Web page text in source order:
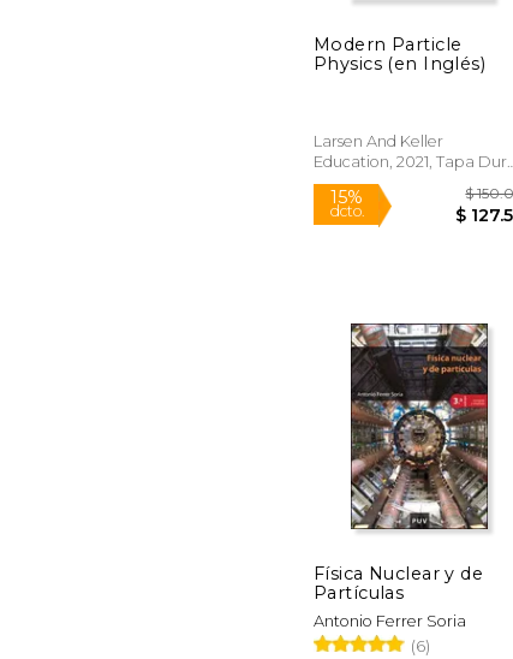
Modern Particle
Physics (en Inglés)
Larsen And Keller
Education, 2021, Tapa Dura,
Nuevo
15%
dcto.
Física Nuclear y de
Partículas
Antonio Ferrer Soria
(6)